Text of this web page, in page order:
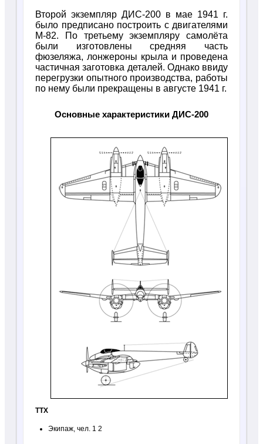
Второй экземпляр ДИС-200 в мае 1941 г.
было предписано построить с двигателями
М-82. По третьему экземпляру самолёта
были изготовлены средняя часть
фюзеляжа, лонжероны крыла и проведена
частичная заготовка деталей. Однако ввиду
перегрузки опытного производства, работы
по нему были прекращены в августе 1941 г.
Основные характеристики ДИС-200
ТТХ
Экипаж, чел. 1 2